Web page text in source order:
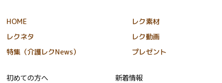
HOME
レク素材
レクネタ
レク動画
特集（介護レクNews）
プレゼント
初めての方へ
新着情報